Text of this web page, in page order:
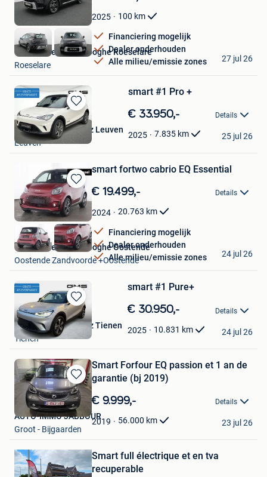
in
Mijn
Favorieten
2025 100 km
Financiering mogelijk
Dealer onderhouden
Alle milieu/emissie zones
Van Mossel Vereenooghe Roeselare
Roeselare
27 jul 26
Bewaren
in
Mijn
Favorieten
smart #1 Pro +
€ 33.950,- Details
2025 7.835 km
GMS Mercedes-Benz Leuven
Leuven
25 jul 26
Bewaren
in
Mijn
Favorieten
smart fortwo cabrio EQ Essential
€ 19.499,- Details
2024 20.763 km
Financiering mogelijk
Dealer onderhouden
Alle milieu/emissie zones
Van Mossel Vereenooghe Oostende
Oostende Zandvoorde +Oostende
24 jul 26
Bewaren
in
Mijn
Favorieten
smart #1 Pure+
€ 30.950,- Details
2025 10.831 km
GMS Mercedes-Benz Tienen
Tienen
24 jul 26
Bewaren
in
Mijn
Favorieten
Smart Forfour EQ passion et 1 an de
garantie (bj 2019)
€ 9.999,- Details
2019 56.000 km
AUTO-IMMO JABBOUR
Groot - Bijgaarden
23 jul 26
Bewaren
Mijn
Favorieten
Smart full électrique et en tva
recuperable